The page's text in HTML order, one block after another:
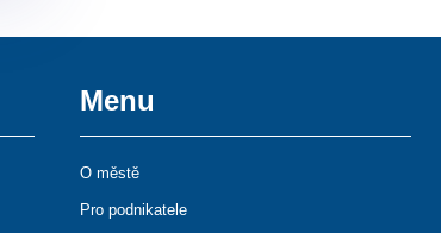
Menu
O městě
Pro podnikatele